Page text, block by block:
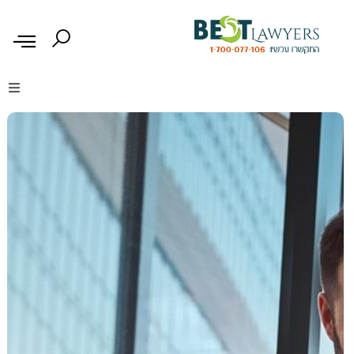
דיני נזיקין
דיני משפחה
דיני עבודה
דיני תעבורה
מקרקעין נדל"ן